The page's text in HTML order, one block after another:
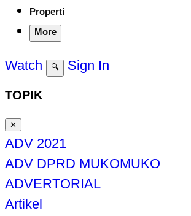
Properti
More
Watch 🔍 Sign In
TOPIK
✕
ADV 2021
ADV DPRD MUKOMUKO
ADVERTORIAL
Artikel